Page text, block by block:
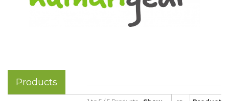
Products